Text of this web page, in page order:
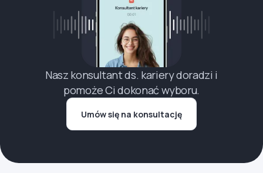
Nasz konsultant ds. kariery doradzi i
pomoże Ci dokonać wyboru.
Umów się na konsultację